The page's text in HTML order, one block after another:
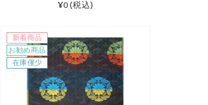
¥0 (税込)
新着商品
お勧め商品
在庫僅少